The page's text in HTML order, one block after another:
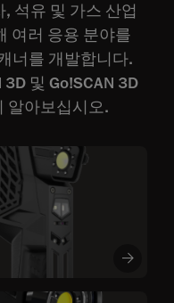
석유 및 가스 산업
여러 응용 분야를
너를 개발합니다.
및 Go!SCAN 3D
알아보십시오.